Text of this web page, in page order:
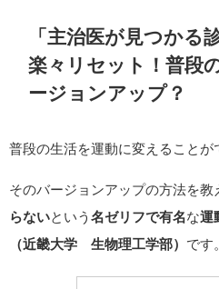
「主治医が見つかる
楽々リセット！普段
ージョンアップ？
普段の生活を運動に変えることが
そのバージョンアップの方法を教
らないという 名ゼリフで有名な運
（近畿大学 生物理工学部） です